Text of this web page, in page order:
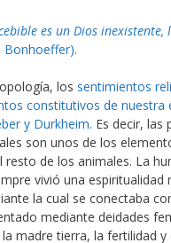
es un Dios inexistente,
Bonhoeffer).
los sentimientos
constitutivos de nuestra
y Durkheim. Es decir, las
son unos de los
resto de los animales. La
vivió una espiritualidad
la cual se conectaba
mediante deidades
madre tierra, la fertilidad y